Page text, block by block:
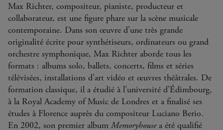
Max Richter, compositeur, pianiste, producteur et
collaborateur, est une figure phare sur la scène musicale
contemporaine. Dans son œuvre d’une très grande
originalité écrite pour synthétiseurs, ordinateurs ou grand
orchestre symphonique, Max Richter aborde tous les
formats : albums solo, ballets, concerts, films et séries
télévisées, installations d'art vidéo et œuvres théâtrales. De
formation classique, il a étudié à l'université d'Édimbourg,
à la Royal Academy of Music de Londres et a finalisé ses
études à Florence auprès du compositeur Luciano Berio.
En 2002, son premier album Memoryhousea été qualifié
Max Richter, compositeur, pianiste, producteur et
collaborateur, est une figure phare sur la scène musicale
contemporaine. Dans son œuvre d’une très grande
originalité écrite pour synthétiseurs, ordinateurs ou grand
orchestre symphonique, Max Richter aborde tous les
formats : albums solo, ballets, concerts, films et séries
télévisées, installations d'art vidéo et œuvres théâtrales. De
formation classique, il a étudié à l'université d'Édimbourg,
à la Royal Academy of Music de Londres et a finalisé ses
études à Florence auprès du compositeur Luciano Berio.
En 2002, son premier album Memoryhousea été qualifié